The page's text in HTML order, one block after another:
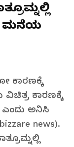
ಮನೆಯ
ಕಾರಣಕ್ಕೆ
ವಿಚಿತ್ರ ಕಾರಣಕ್ಕೆ
ಎಂದು ಅನಿಸಿ
news).